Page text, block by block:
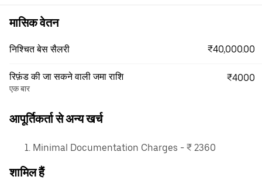
मासिक वेतन
निश्चित बेस सैलरी ₹40,000.00
रिफ़ंड की जा सकने वाली जमा राशि
एक बार
₹4000
आपूर्तिकर्ता से अन्य खर्च
Minimal Documentation Charges - ₹ 2360
शामिल हैं